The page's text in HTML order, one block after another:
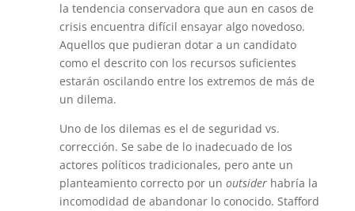
la tendencia conservadora que aun en casos de
crisis encuentra difícil ensayar algo novedoso.
Aquellos que pudieran dotar a un candidato
como el descrito con los recursos suficientes
estarán oscilando entre los extremos de más de
un dilema.
Uno de los dilemas es el de seguridad vs.
corrección. Se sabe de lo inadecuado de los
actores políticos tradicionales, pero ante un
planteamiento correcto por un outsiderhabría la
incomodidad de abandonar lo conocido. Stafford